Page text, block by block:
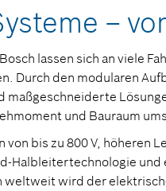
–
lassen sich an viele
Durch den modularen
maßgeschneiderte
und Bauraum
von bis zu 800 V, höheren
Halbleitertechnologie und
weltweit wird der